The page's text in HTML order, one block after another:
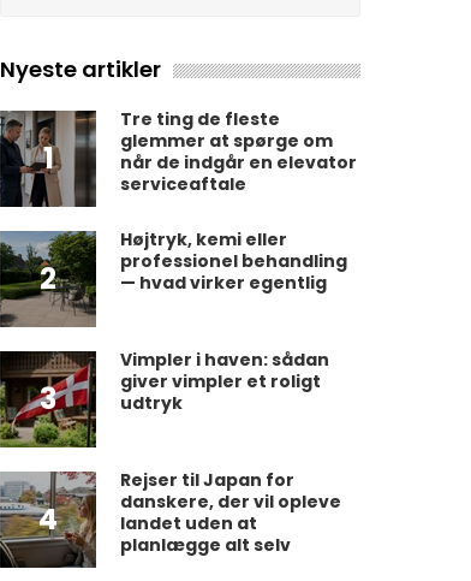
Nyeste artikler
1
Tre ting de fleste
glemmer at spørge om
når de indgår en elevator
serviceaftale
2
Højtryk, kemi eller
professionel behandling
— hvad virker egentlig
3
Vimpler i haven: sådan
giver vimpler et roligt
udtryk
4
Rejser til Japan for
danskere, der vil opleve
landet uden at
planlægge alt selv